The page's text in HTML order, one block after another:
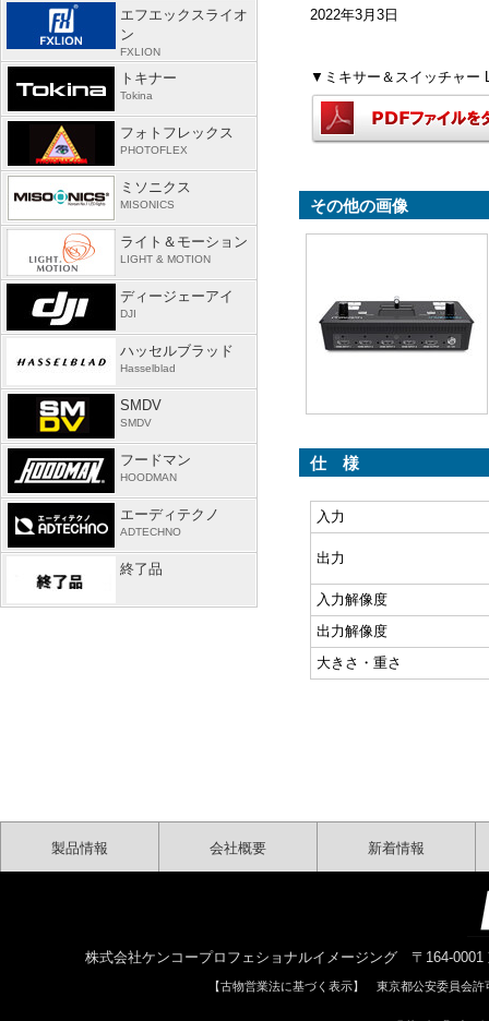
2022年3月 3 日
▼ミキサー＆スイッチャ
その他の画像
仕 様
入力
出力
入力解像度
出力解像度
大きさ・重さ
エフエックスライオ
ン
FXLION
トキナー
Tokina
フォトフレックス
PHOTOFLEX
ミソニクス
MISONICS
ライト＆モーション
LIGHT & MOTION
ディージェーアイ
DJI
ハッセルブラッド
Hasselblad
SMDV
SMDV
フードマン
HOODMAN
エーディテクノ
ADTECHNO
終了品
製品情報 会社概要 新着情報
株式会社ケンコープロフェショナルイメージング 〒164-
【古物営業法に基づく表示】 東京都公安委員会